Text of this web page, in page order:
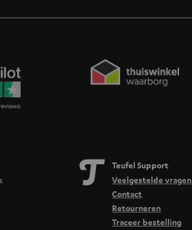
Teufel Support
Veelgestelde vragen
Contact
Retourneren
Traceer bestelling